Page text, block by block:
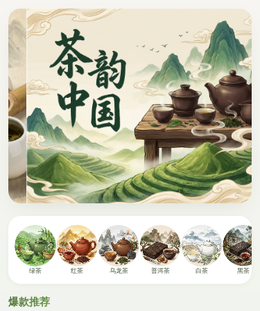
绿茶 红茶 乌龙茶 普洱茶 白茶 黑茶
爆款推荐